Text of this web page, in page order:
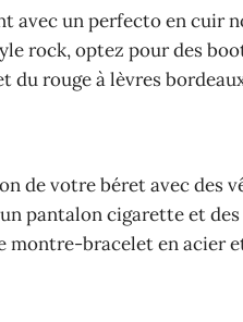
avec un perfecto en cuir
rock, optez pour des
du rouge à lèvres
de votre béret avec des
pantalon cigarette et
montre-bracelet en acier